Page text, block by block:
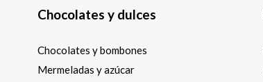
Chocolates y dulces
Chocolates y bombones
Mermeladas y azúcar